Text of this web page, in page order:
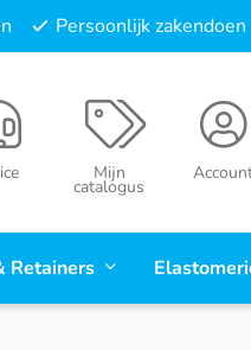
Persoonlijk zakendoen
Mijn
catalogus
Retainers